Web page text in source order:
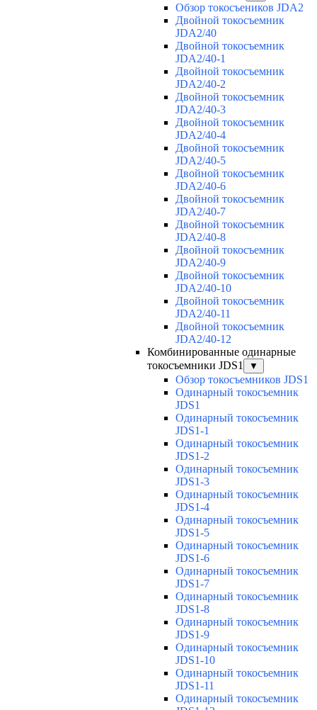
Обзор токосъеников JDA2
Двойной токосъемник
JDA2/40
Двойной токосъемник
JDA2/40-1
Двойной токосъемник
JDA2/40-2
Двойной токосъемник
JDA2/40-3
Двойной токосъемник
JDA2/40-4
Двойной токосъемник
JDA2/40-5
Двойной токосъемник
JDA2/40-6
Двойной токосъемник
JDA2/40-7
Двойной токосъемник
JDA2/40-8
Двойной токосъемник
JDA2/40-9
Двойной токосъемник
JDA2/40-10
Двойной токосъемник
JDA2/40-11
Двойной токосъемник
JDA2/40-12
Комбинированные одинарные
токосъемники JDS1
▼
Обзор токосъемников JDS1
Одинарный токосъемник
JDS1
Одинарный токосъемник
JDS1-1
Одинарный токосъемник
JDS1-2
Одинарный токосъемник
JDS1-3
Одинарный токосъемник
JDS1-4
Одинарный токосъемник
JDS1-5
Одинарный токосъемник
JDS1-6
Одинарный токосъемник
JDS1-7
Одинарный токосъемник
JDS1-8
Одинарный токосъемник
JDS1-9
Одинарный токосъемник
JDS1-10
Одинарный токосъемник
JDS1-11
Одинарный токосъемник